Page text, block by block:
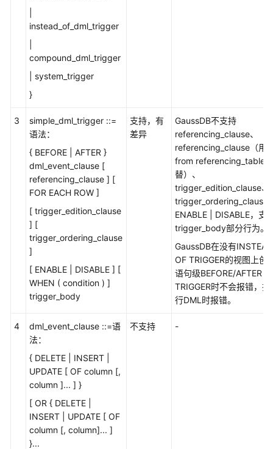
换
理
审
核
数
据
源
理
语
转
换
指
数
据
备
数
instead_of_dml_trigger
compound_dml_trigger
| system_trigger
}
3
simple_dml_trigger ::=
语法：
{ BEFORE | AFTER }
dml_event_clause [
referencing_clause ] [
FOR EACH ROW ]
[ trigger_edition_clause
] [
trigger_ordering_clause
]
[ ENABLE | DISABLE ] [
WHEN ( condition ) ]
trigger_body
支持，有
差异
GaussDB不支持
referencing_clause、
referencing_clause（用
from referencing_table代
替）、
trigger_edition_clause、
trigger_ordering_clause
ENABLE | DISABLE，支
trigger_body部分行为。
GaussDB在没有INSTEAD
OF TRIGGER的视图上创
语句级BEFORE/AFTER
TRIGGER时不会报错，执
行DML时报错。
4
dml_event_clause ::=语
法：
{ DELETE | INSERT |
UPDATE [ OF column [,
column ]... ] }
[ OR { DELETE |
INSERT | UPDATE [ OF
column [, column]... ]
}...
不支持 -